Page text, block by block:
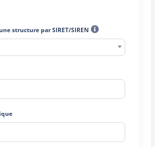
structure par SIRET/SIREN